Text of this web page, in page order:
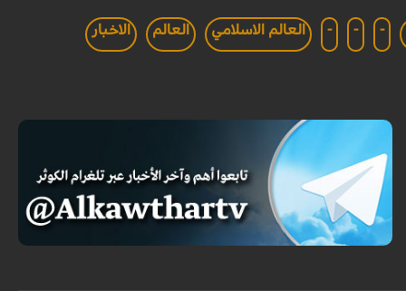
-
-
- العالم الاسلامي العالم الاخبار